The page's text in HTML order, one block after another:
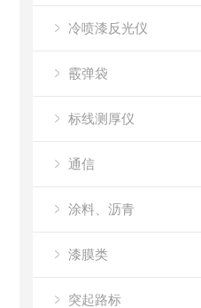
冷喷漆反光仪
霰弹袋
标线测厚仪
通信
涂料、沥青
漆膜类
突起路标